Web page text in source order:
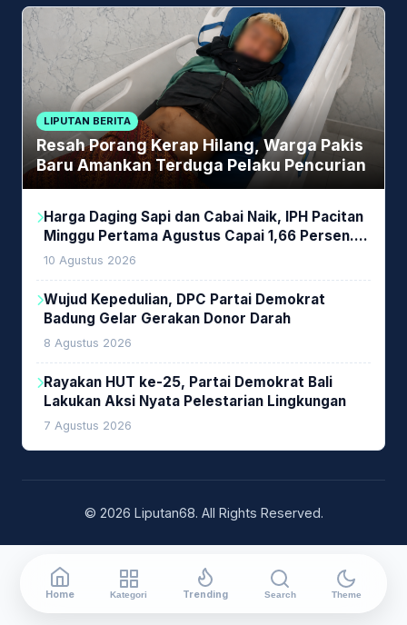
LIPUTAN BERITA
Resah Porang Kerap Hilang, Warga Pakis
Baru Amankan Terduga Pelaku Pencurian
Harga Daging Sapi dan Cabai Naik, IPH Pacitan
Minggu Pertama Agustus Capai 1,66 Persen.
Ini Penjelasan Kabag Ayub
10 Agustus 2026
Wujud Kepedulian, DPC Partai Demokrat
Badung Gelar Gerakan Donor Darah
8 Agustus 2026
Rayakan HUT ke-25, Partai Demokrat Bali
Lakukan Aksi Nyata Pelestarian Lingkungan
7 Agustus 2026
© 2026 Liputan68. All Rights Reserved.
Home Kategori Trending Search Theme